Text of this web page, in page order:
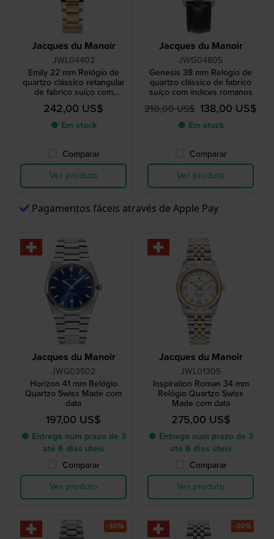
Jacques du Manoir
JWL04402
Emily 22 mm Relógio de
quartzo clássico retangular
de fabrico suíço com
índices romanos
242,00 US$
● Em stock
Comparar
Ver produto
Jacques du Manoir
JWG04805
Genesis 38 mm Relógio de
quartzo clássico de fabrico
suíço com índices romanos
210,00 US$ 138,00 US$
● Em stock
Comparar
Ver produto
Pagamentos fáceis através de Apple Pay
Jacques du Manoir
JWG03502
Horizon 41 mm Relógio
Quartzo Swiss Made com
data
197,00 US$
● Entrega num prazo de 3
até 6 dias úteis
Comparar
Ver produto
Jacques du Manoir
JWL01305
Inspiration Roman 34 mm
Relógio Quartzo Swiss
Made com data
275,00 US$
● Entrega num prazo de 3
até 6 dias úteis
Comparar
Ver produto
-30% -30%